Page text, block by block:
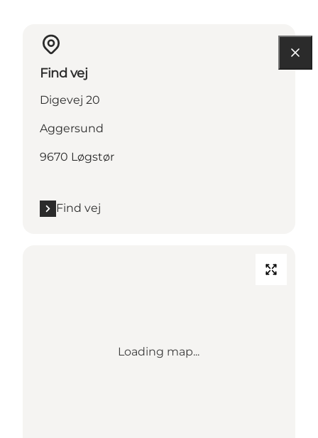
Find vej
Digevej 20
Aggersund
9670 Løgstør
Find vej
Loading map...